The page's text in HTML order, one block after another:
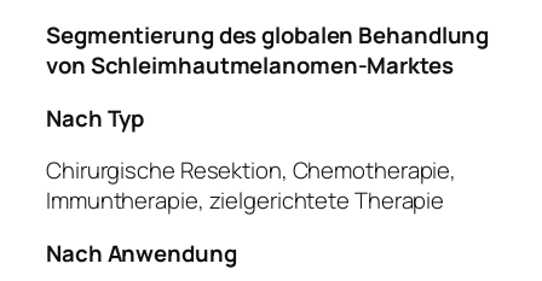
Segmentierung des globalen Behandlung
von Schleimhautmelanomen-Marktes
Nach Typ
Chirurgische Resektion, Chemotherapie,
Immuntherapie, zielgerichtete Therapie
Nach Anwendung